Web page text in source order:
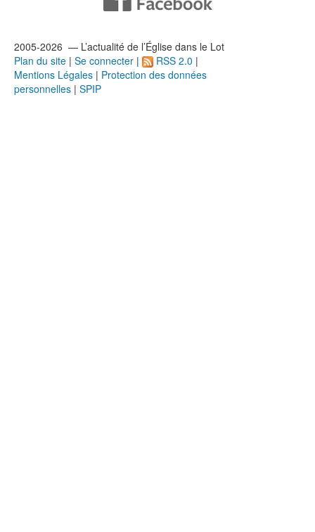
2005-2026 — L’actualité de l’Église dans le Lot
Plan du site | Se connecter | RSS 2.0 |
Mentions Légales | Protection des données
personnelles | SPIP